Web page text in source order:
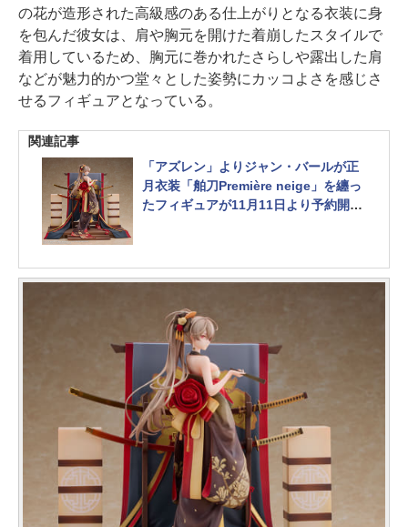
の花が造形された高級感のある仕上がりとなる衣装に身
を包んだ彼女は、肩や胸元を開けた着崩したスタイルで
着用しているため、胸元に巻かれたさらしや露出した肩
などが魅力的かつ堂々とした姿勢にカッコよさを感じさ
せるフィギュアとなっている。
関連記事
「アズレン」よりジャン・バールが正
月衣装「舶刀Première neige」を纏っ
たフィギュアが11月11日より予約開